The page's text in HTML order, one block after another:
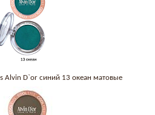
Alvin D`or синий 13 океан матовые